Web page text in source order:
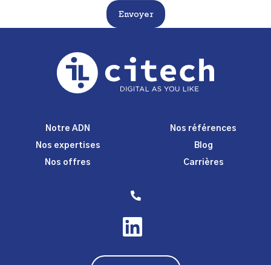
Envoyer
Notre ADN
Nos expertises
Nos offres
Nos références
Blog
Carrières